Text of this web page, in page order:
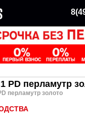
PD перламутр
перламутр золото